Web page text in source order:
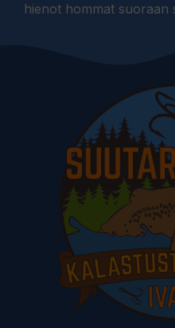
hienot hommat suoraan